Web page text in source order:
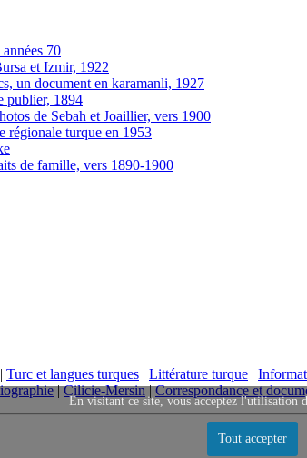
70
et Izmir, 1922
un document en karamanli, 1927
publier, 1894
de Sebah et Joaillier, vers 1900
régionale turque en 1953
de famille, vers 1890-1900
| Turc et langues turques | Littérature turque |
|Cilicie-Mersin|Correspondance et
En visitant ce site, vous acceptez l'utilisation
Tout accepter